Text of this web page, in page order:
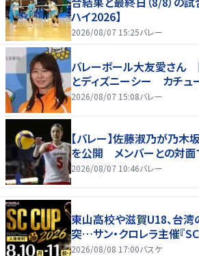
ハイ2026】
2026/08/07 15:25バレー
バレーボール大友愛さん
とディズニーシー カチュ
2026/08/07 15:08バレー
【バレー】佐藤淑乃が乃
を公開 メンバーとの対面
2026/08/07 10:46バレー
東山高校や滋賀U18、台湾
突…サン・クロレラ主催『
2026/08/08 17:00バスケ